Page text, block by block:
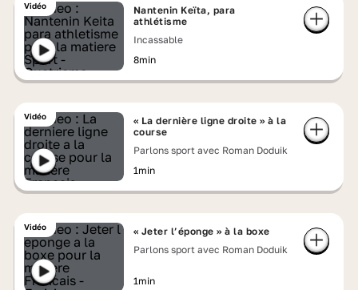
Vidéo
Nantenin Keïta, para
athlétisme
Incassable
8min
Vidéo
« La dernière ligne droite » à la
course
Parlons sport avec Roman Doduik
1min
Vidéo
« Jeter l’éponge » à la boxe
Parlons sport avec Roman Doduik
1min